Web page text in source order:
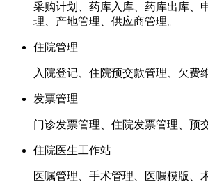
采购计划、药库入库、药库出库、
理、产地管理、供应商管理。
住院管理
入院登记、住院预交款管理、欠费
发票管理
门诊发票管理、住院发票管理、预
住院医生工作站
医嘱管理、手术管理、医嘱模版、